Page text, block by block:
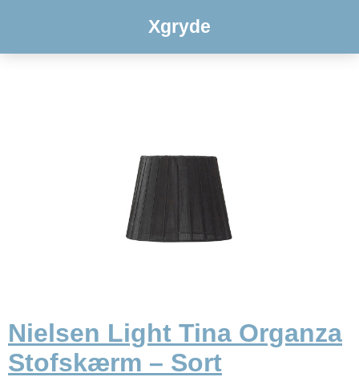
Xgryde
Nielsen Light Tina Organza
Stofskærm – Sort